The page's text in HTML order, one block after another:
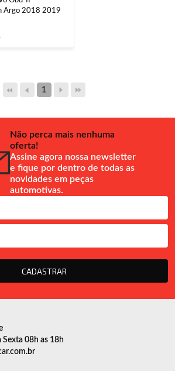
Argo 2018 2019
1
Não perca mais nenhuma
oferta!
Assine agora nossa newsletter
e fique por dentro de todas as
novidades em peças
automotivas.
CADASTRAR
Sexta 08h as 18h